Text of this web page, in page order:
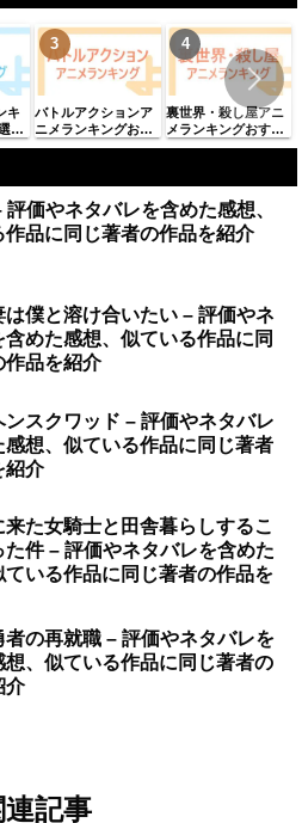
キ
バトルアクションア
ニメランキングおす
すめ98選【2025年最
裏世界・殺し屋アニ
メランキングおすす
め38選【2025年最
評価やネタバレを含めた感想、
作品に同じ著者の作品を紹介
は僕と溶け合いたい – 評価やネ
含めた感想、似ている作品に同
作品を紹介
ンスクワッド – 評価やネタバレ
感想、似ている作品に同じ著者
紹介
来た女騎士と田舎暮らしするこ
た件 – 評価やネタバレを含めた
ている作品に同じ著者の作品を
者の再就職 – 評価やネタバレを
想、似ている作品に同じ著者の
介
連記事